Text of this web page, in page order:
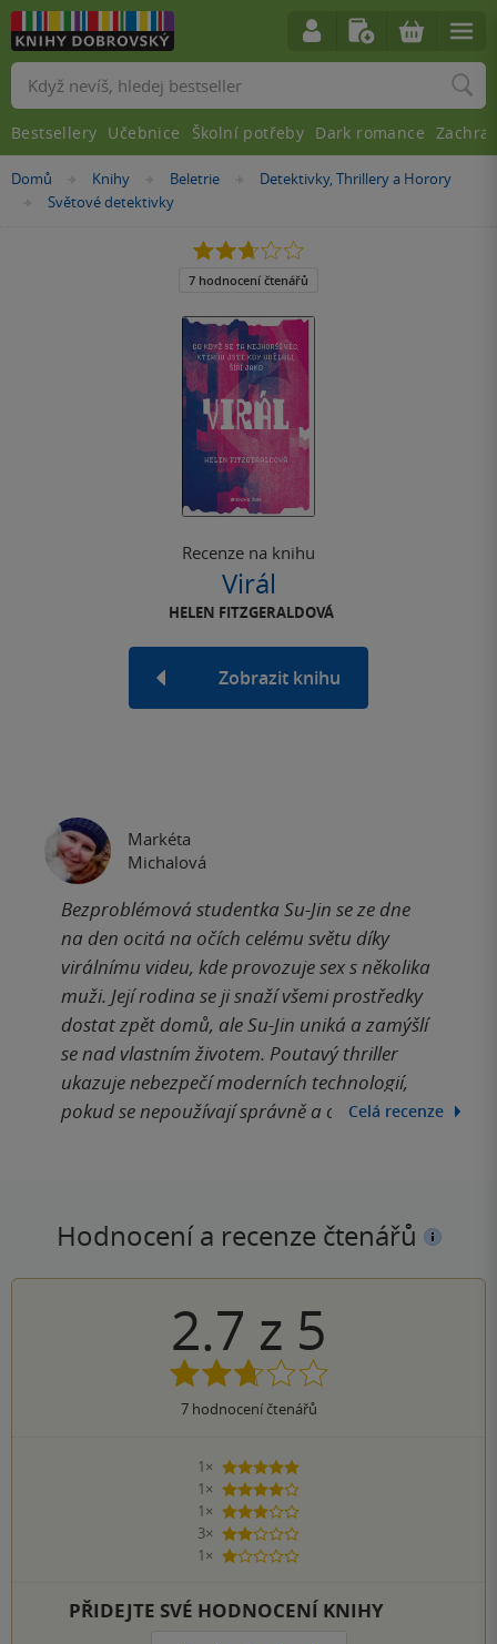
Nacházíte
Domů »Knihy »Beletrie »
Detektivky, Thrillery a Horory
»
Světové detektivky
Recenze na knihu
Virál
HELEN FITZGERALDOVÁ
Zobrazit knihu
2.7
z
5
7 hodnocení čtenářů
Markéta
Michalová
Bezproblémová studentka Su-Jin se ze dne
na den ocitá na očích celému světu díky
virálnímu videu, kde provozuje sex s několika
muži. Její rodina se ji snaží všemi prostředky
dostat zpět domů, ale Su-Jin uniká a zamýšlí
se nad vlastním životem. Poutavý thriller
ukazuje nebezpečí moderních technologií,
pokud se nepoužívají správně a ohleduplně.
Celá recenze
Hodnocení a recenze čtenářů
2.7 z 5
7hodnocení čtenářů
1×
5 hvězdiček
1×
4 hvězdičky
1×
3 hvězdičky
3×
2 hvězdičky
1×
1 hvezdička
PŘIDEJTE SVÉ HODNOCENÍ KNIHY
Vyhledávání
Bestsellery Učebnice Školní potřeby Dark romance